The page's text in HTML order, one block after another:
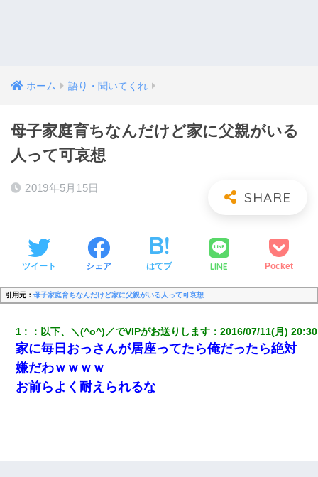
ホーム 語り・聞いてくれ
母子家庭育ちなんだけど家に父親がいる
人って可哀想
2019年5月15日
ツイート シェア はてブ LINE Pocket
引用元： 母子家庭育ちなんだけど家に父親がいる人って可哀想
1 ： 以下、＼(^o^)／でVIPがお送りします ：2016/07/11(月)
家に毎日おっさんが居座ってたら俺だったら絶対
嫌だわｗｗｗｗ
お前らよく耐えられるな